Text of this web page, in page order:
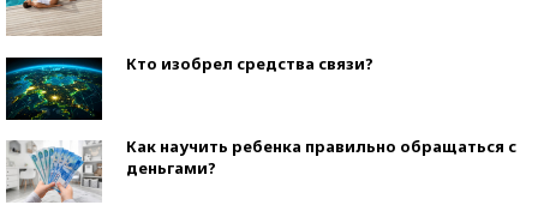
Кто изобрел средства связи?
Как научить ребенка правильно обращаться с
деньгами?